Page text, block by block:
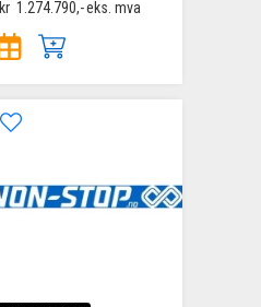
kr 1.274.790,-eks. mva